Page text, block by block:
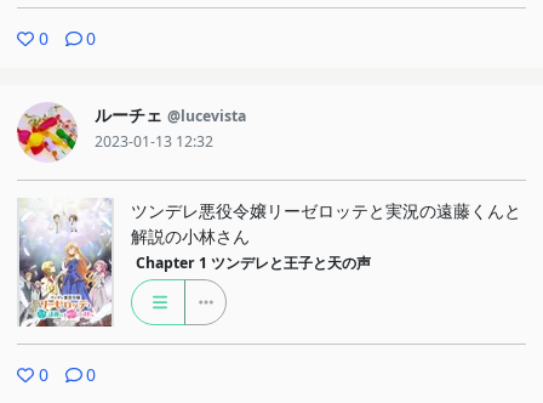
0 0
ルーチェ @lucevista
2023-01-13 12:32
ツンデレ悪役令嬢リーゼロッテと実況の遠藤くんと
解説の小林さん
Chapter 1 ツンデレと王子と天の声
0 0